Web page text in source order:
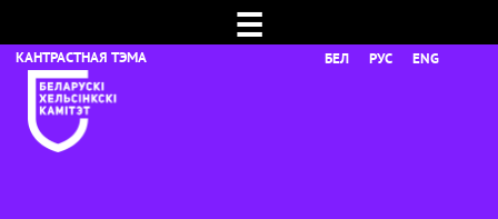
☰
БЕЛ РУС ENG